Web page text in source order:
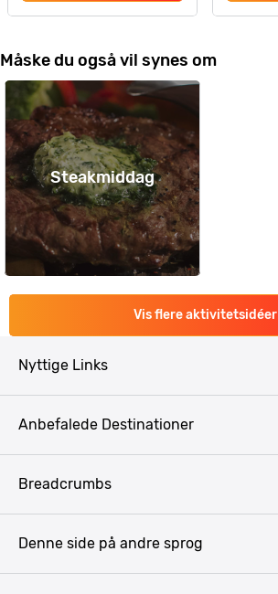
Måske du også vil synes om
Steakmiddag
Vis flere aktivitetsidéer
Nyttige Links
Anbefalede Destinationer
Breadcrumbs
Denne side på andre sprog